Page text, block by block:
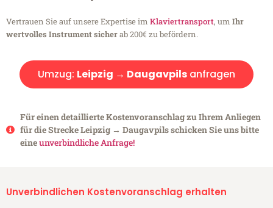
Vertrauen Sie auf unsere Expertise im Klaviertransport, um Ihr
wertvolles Instrument sicherab 200€ zu befördern.
Umzug: Leipzig → Daugavpils anfragen
Für einen detaillierte Kostenvoranschlag zu Ihrem Anliegen
für die Strecke Leipzig → Daugavpils schicken Sie uns bitte
eineunverbindliche Anfrage!
Unverbindlichen Kostenvoranschlag erhalten